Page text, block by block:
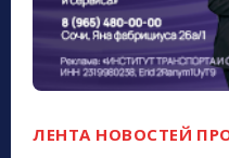
ЛЕНТА НОВОСТЕЙ